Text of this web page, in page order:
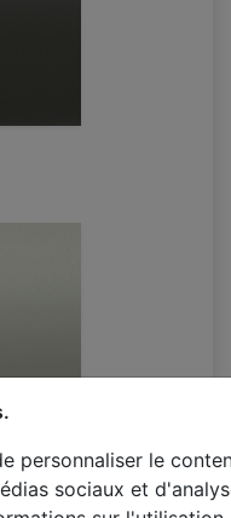
personnaliser le
sociaux et